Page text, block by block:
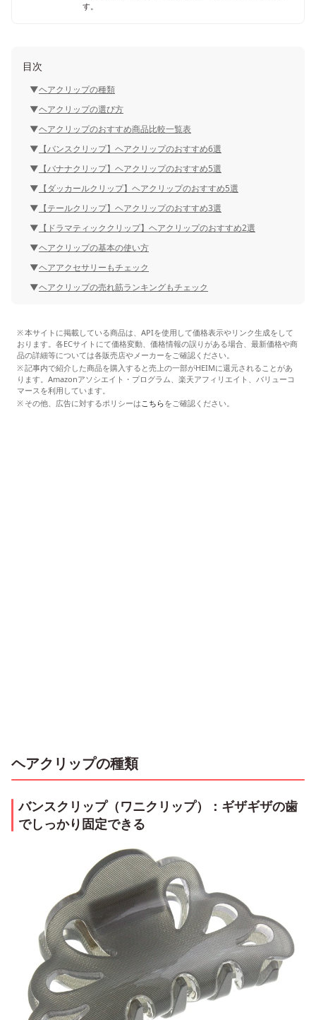
す。
目次
ヘアクリップの種類
ヘアクリップの選び方
ヘアクリップのおすすめ商品比較一覧表
【バンスクリップ】ヘアクリップのおすすめ6選
【バナナクリップ】ヘアクリップのおすすめ5選
【ダッカールクリップ】ヘアクリップのおすすめ5選
【テールクリップ】ヘアクリップのおすすめ3選
【ドラマティッククリップ】ヘアクリップのおすすめ2選
ヘアクリップの基本の使い方
ヘアアクセサリーもチェック
ヘアクリップの売れ筋ランキングもチェック
本サイトに掲載している商品は、APIを使用して価格表示やリンク生成をして
おります。各ECサイトにて価格変動、価格情報の誤りがある場合、最新価格や商
品の詳細等については各販売店やメーカーをご確認ください。
記事内で紹介した商品を購入すると売上の一部がHEIMに還元されることがあ
ります。Amazonアソシエイト・プログラム、楽天アフィリエイト、バリューコ
マースを利用しています。
その他、広告に対するポリシーはこちらをご確認ください。
ヘアクリップの種類
バンスクリップ（ワニクリップ）：ギザギザの歯
でしっかり固定できる